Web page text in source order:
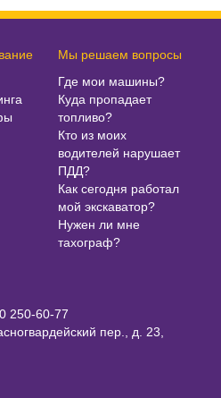
Мы решаем вопросы
Где мои машины?
Куда пропадает
топливо?
Кто из моих
водителей нарушает
ПДД?
Как сегодня работал
мой экскаватор?
Нужен ли мне
тахограф?
250-60-77
пер., д. 23,